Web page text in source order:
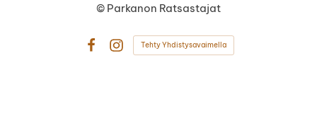
© Parkanon Ratsastajat
Tehty Yhdistysavaimella